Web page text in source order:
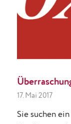
17. Mai 2017
Sie suchen